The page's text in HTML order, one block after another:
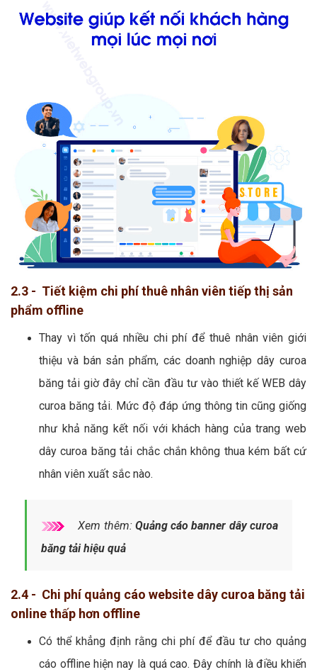
2.3 - Tiết kiệm chi phí thuê nhân viên tiếp thị sản
phẩm offline
Thay vì tốn quá nhiều chi phí để thuê nhân viên giới
thiệu và bán sản phẩm, các doanh nghiệp dây curoa
băng tải giờ đây chỉ cần đầu tư vào thiết kế WEB dây
curoa băng tải. Mức độ đáp ứng thông tin cũng giống
như khả năng kết nối với khách hàng của trang web
dây curoa băng tải chắc chắn không thua kém bất cứ
nhân viên xuất sắc nào.
Xem thêm: Quảng cáo banner dây curoa
băng tải hiệu quả
2.4 - Chi phí quảng cáo website dây curoa băng tải
online thấp hơn offline
Có thể khẳng định rằng chi phí để đầu tư cho quảng
cáo offline hiện nay là quá cao. Đây chính là điều khiến